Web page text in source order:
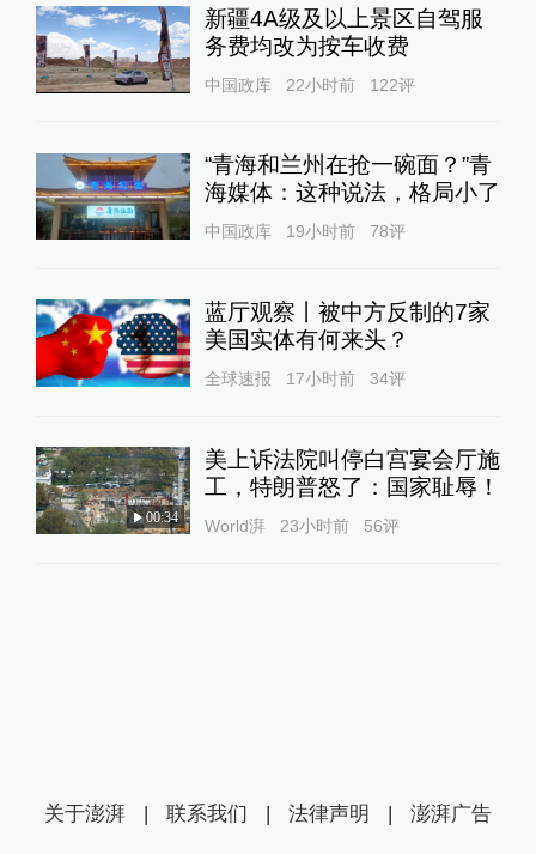
新疆4A级及以上景区自驾服
务费均改为按车收费
中国政库 22小时前 122评
“青海和兰州在抢一碗面？”青
海媒体：这种说法，格局小了
中国政库 19小时前 78评
蓝厅观察丨被中方反制的7家
美国实体有何来头？
全球速报 17小时前 34评
00:34
美上诉法院叫停白宫宴会厅施
工，特朗普怒了：国家耻辱！
World湃 23小时前 56评
关于澎湃 | 联系我们 | 法律声明 | 澎湃广告